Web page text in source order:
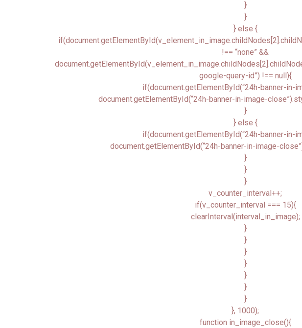
}
}
} else {
!== “none” &&
google-query-id”) !== null){
if(document.getElementById(“24h-banner-in-
document.getElementById(“24h-banner-in-image-
}
} else {
if(document.getElementById(“24h-banner-in-
document.getElementById(“24h-banner-in-image-
}
}
}
v_counter_interval++;
if(v_counter_interval === 15){
clearInterval(interval_in_image);
}
}
}
}
}
}
}
}, 1000);
function in_image_close(){